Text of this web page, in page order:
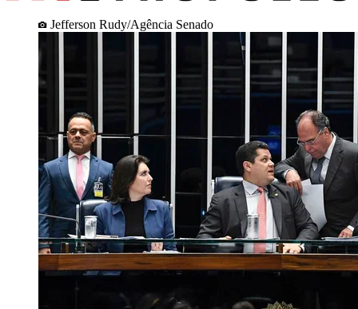
Jefferson Rudy/Agência Senado